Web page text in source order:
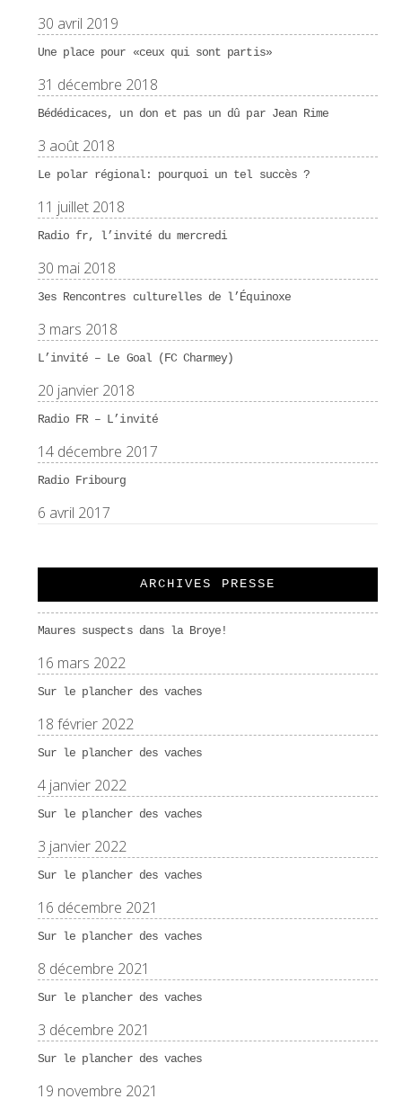
30 avril 2019
Une place pour «ceux qui sont partis»
31 décembre 2018
Bédédicaces, un don et pas un dû par Jean Rime
3 août 2018
Le polar régional: pourquoi un tel succès ?
11 juillet 2018
Radio fr, l’invité du mercredi
30 mai 2018
3es Rencontres culturelles de l’Équinoxe
3 mars 2018
L’invité – Le Goal (FC Charmey)
20 janvier 2018
Radio FR – L’invité
14 décembre 2017
Radio Fribourg
6 avril 2017
ARCHIVES PRESSE
Maures suspects dans la Broye!
16 mars 2022
Sur le plancher des vaches
18 février 2022
Sur le plancher des vaches
4 janvier 2022
Sur le plancher des vaches
3 janvier 2022
Sur le plancher des vaches
16 décembre 2021
Sur le plancher des vaches
8 décembre 2021
Sur le plancher des vaches
3 décembre 2021
Sur le plancher des vaches
19 novembre 2021